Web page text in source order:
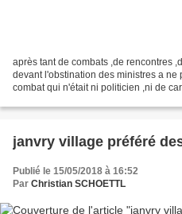
après tant de combats ,de rencontres
devant l'obstination des ministres a
combat qui n'était ni politicien ,ni de
janvry village préféré
Publié le 15/05/2018 à 16:52
Par Christian SCHOETTL